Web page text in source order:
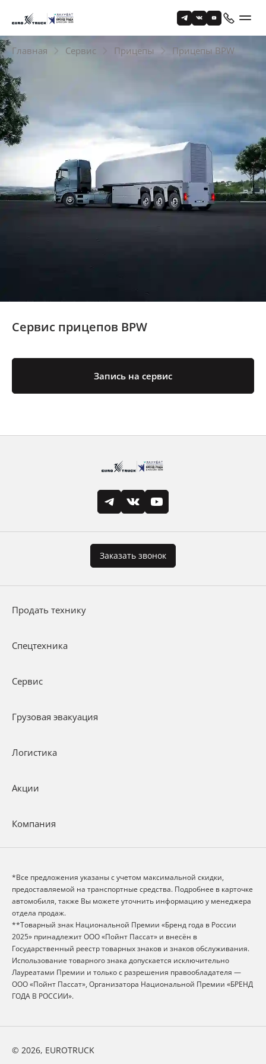
Главная Сервис Прицепы Прицепы BPW
Сервис прицепов BPW
Запись на сервис
Заказать звонок
Продать технику
Спецтехника
Сервис
Грузовая эвакуация
Логистика
Акции
Компания
*Все предложения указаны с учетом максимальной скидки,
предоставляемой на транспортные средства. Подробнее в карточке
автомобиля, также Вы можете уточнить информацию у менеджера
отдела продаж.
**Товарный знак Национальной Премии «Бренд года в России
2025» принадлежит ООО «Пойнт Пассат» и внесён в
Государственный реестр товарных знаков и знаков обслуживания.
Использование товарного знака допускается исключительно
Лауреатами Премии и только с разрешения правообладателя —
ООО «Пойнт Пассат», Организатора Национальной Премии «БРЕНД
ГОДА В РОССИИ».
© 2026, EUROTRUCK